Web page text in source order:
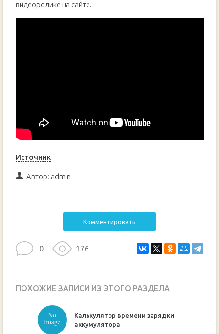
видеоролике на сайте.
Источник
Автор: admin
Комментировать
0 176
ПОХОЖИЕ ЗАПИСИ ИЗ ЭТОГО РАЗДЕЛА
Калькулятор времени зарядки
аккумулятора